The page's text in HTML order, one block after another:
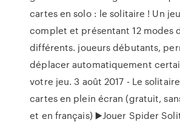
cartes en solo : le solitaire ! Un
complet et présentant 12 modes
différents. joueurs débutants,
déplacer automatiquement
votre jeu. 3 août 2017 - Le
cartes en plein écran (gratuit,
et en français) ▶️Jouer Spider